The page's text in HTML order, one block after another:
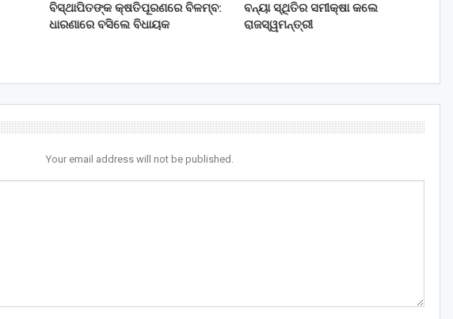
ବିସ୍ଥାପିତଙ୍କ କ୍ଷତିପୂରଣରେ ବିଳମ୍ବ:
ଧାରଣାରେ ବସିଲେ ବିଧାୟକ
ବନ୍ୟା ସ୍ଥିତିର ସମୀକ୍ଷା କଲେ
ରାଜସ୍ୱମନ୍ତ୍ରୀ
Your email address will not be published.